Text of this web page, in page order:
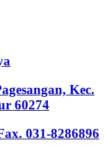
Kec.
60274
031-8286896